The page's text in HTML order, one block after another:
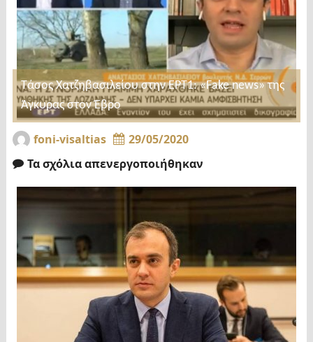
Τάσος Χατζηβασιλείου στην ΕΡΤ1: «Fake news» της
Άγκυρας στον Έβρο
foni-visaltias
29/05/2020
Τα σχόλια απενεργοποιήθηκαν